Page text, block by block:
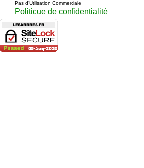
Pas d’Utilisation Commerciale
Politique de confidentialité